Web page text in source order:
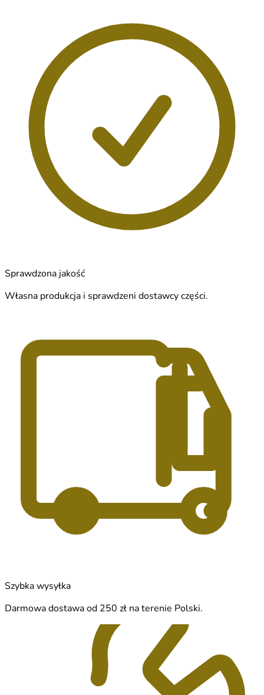
Sprawdzona jakość
Własna produkcja i sprawdzeni dostawcy części.
Szybka wysyłka
Darmowa dostawa od 250 zł na terenie Polski.